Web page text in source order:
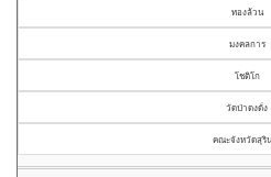
ทองล้วน
มงคลการ
โชติโก
วัดป่าดงดั่ง
คณะจังหวัดสุริ